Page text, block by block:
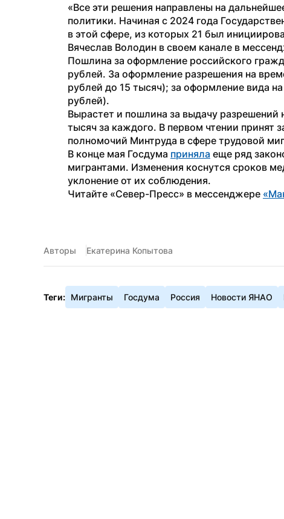
«Все эти решения направлены на
политики. Начиная с 2024 года
в этой сфере, из которых 21 был
Вячеслав Володин в своем канале в
Пошлина за оформление российского
рублей. За оформление разрешения на
рублей до 15 тысяч); за оформление вида
рублей).
Вырастет и пошлина за выдачу разрешений
тысяч за каждого. В первом чтении принят
полномочий Минтруда в сфере трудовой
В конце мая Госдума приняла еще ряд
мигрантами. Изменения коснутся сроков
уклонение от их соблюдения.
Читайте «Север-Пресс» в мессенджере
Авторы Екатерина Копытова
Теги: Мигранты Госдума Россия Новости ЯНАО